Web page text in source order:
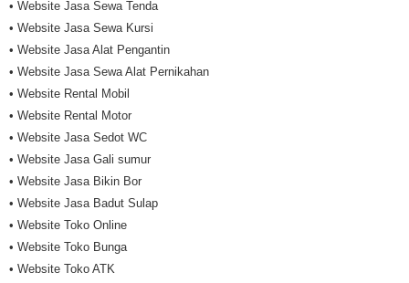
• Website Jasa Sewa Tenda
• Website Jasa Sewa Kursi
• Website Jasa Alat Pengantin
• Website Jasa Sewa Alat Pernikahan
• Website Rental Mobil
• Website Rental Motor
• Website Jasa Sedot WC
• Website Jasa Gali sumur
• Website Jasa Bikin Bor
• Website Jasa Badut Sulap
• Website Toko Online
• Website Toko Bunga
• Website Toko ATK